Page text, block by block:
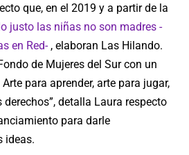
que, en el 2019 y a partir de la
justo las niñas no son madres -
en Red- , elaboran Las Hilando.
de Mujeres del Sur con un
para aprender, arte para jugar,
detalla Laura respecto
para darle
ideas.